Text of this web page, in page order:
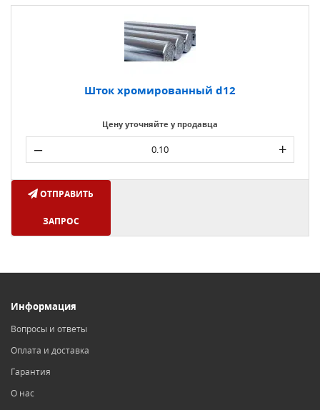
Шток хромированный d12
Цену уточняйте у продавца
– +
ОТПРАВИТЬ
ЗАПРОС
Информация
Вопросы и ответы
Оплата и доставка
Гарантия
О нас